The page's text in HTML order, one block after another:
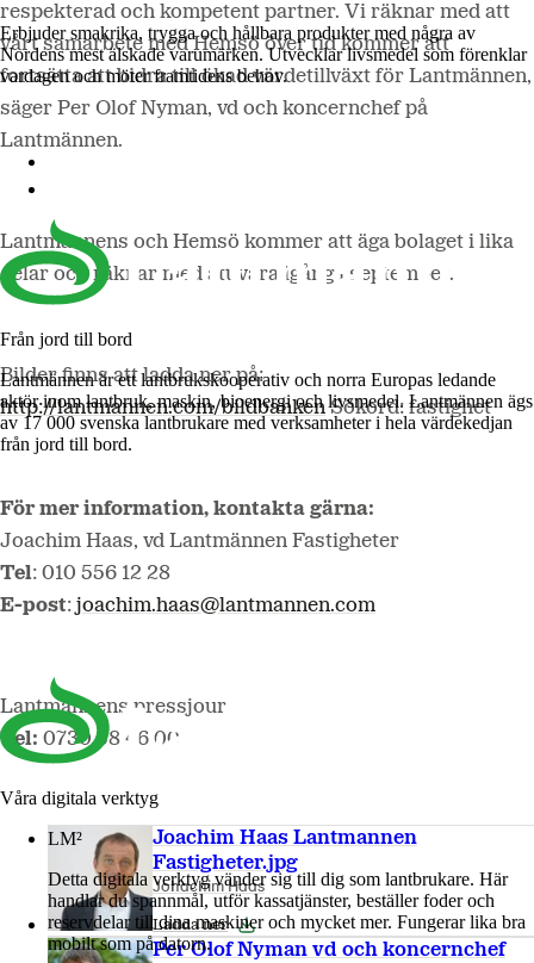
Erbjuder smakrika, trygga och hållbara produkter med några av
Nordens mest älskade varumärken. Utvecklar livsmedel som förenklar
vardagen och möter framtidens behov.
Från jord till bord
Lantmännen är ett lantbrukskooperativ och norra Europas ledande
aktör inom lantbruk, maskin, bioenergi och livsmedel. Lantmännen ägs
av 17 000 svenska lantbrukare med verksamheter i hela värdekedjan
från jord till bord.
Våra digitala verktyg
LM²
Detta digitala verktyg vänder sig till dig som lantbrukare. Här
handlar du spannmål, utför kassatjänster, beställer foder och
reservdelar till dina maskiner och mycket mer. Fungerar lika bra
mobilt som på datorn.
respekterad och kompetent partner. Vi räknar med att
vårt samarbete med Hemsö över tid kommer att
fortsätta att bidra till ökad värdetillväxt för Lantmännen,
säger Per Olof Nyman, vd och koncernchef på
Lantmännen.
Lantmännens och Hemsö kommer att äga bolaget i lika
delar och räknar med att vara igång i september.
Bilder finns att ladda ner på:
http://lantmannen.com/bildbankenSökord: fastighet
För mer information, kontakta gärna:
Joachim Haas, vd Lantmännen Fastigheter
Tel: 010 556 12 28
E-post: joachim.haas@lantmannen.com
Lantmännens pressjour
Tel: 0730 58 46 00
Joachim Haas Lantmannen
Fastigheter.jpg
Johachim Haas
Ladda ner
Per Olof Nyman vd och koncernchef